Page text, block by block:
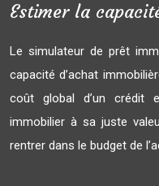
Estimer la
Le simulateur de prêt
capacité d’achat
coût global d’un crédit
immobilier à sa juste
rentrer dans le budget de